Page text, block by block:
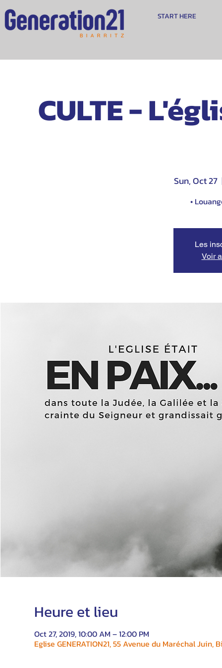
START HERE
CULTE -
Sun, Oct 27
•
Les
Voir
Heure et lieu
Oct 27, 2019, 10:00 AM – 12:00 PM
Eglise GENERATION21, 55 Avenue du Maréchal Juin,